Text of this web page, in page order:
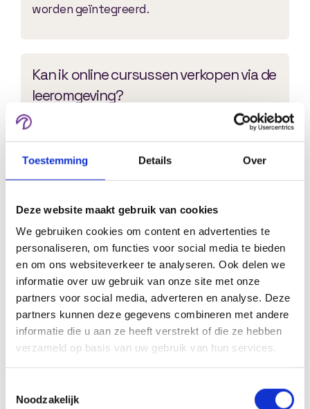
Toestemming Details Over
Deze website maakt gebruik van cookies
We gebruiken cookies om content en advertenties te
personaliseren, om functies voor social media te bieden
en om ons websiteverkeer te analyseren. Ook delen we
informatie over uw gebruik van onze site met onze
partners voor social media, adverteren en analyse. Deze
partners kunnen deze gegevens combineren met andere
informatie die u aan ze heeft verstrekt of die ze hebben
verzameld op basis van uw gebruik van hun services.
Noodzakelijk
worden geïntegreerd.
Kan ik online cursussen verkopen via de
leeromgeving?
Ja. Je kunt losse cursussen, opleidingen,
abonnementen en memberships aanbieden.
Kunnen managers rapportages van
hun team bekijken?
Ja. Afhankelijk van de inrichting kunnen
managers inzicht krijgen in voortgang en
resultaten van medewerkers.
Kan ik groepen aanmaken?
Ja. Je kunt gebruikers indelen per afdeling,